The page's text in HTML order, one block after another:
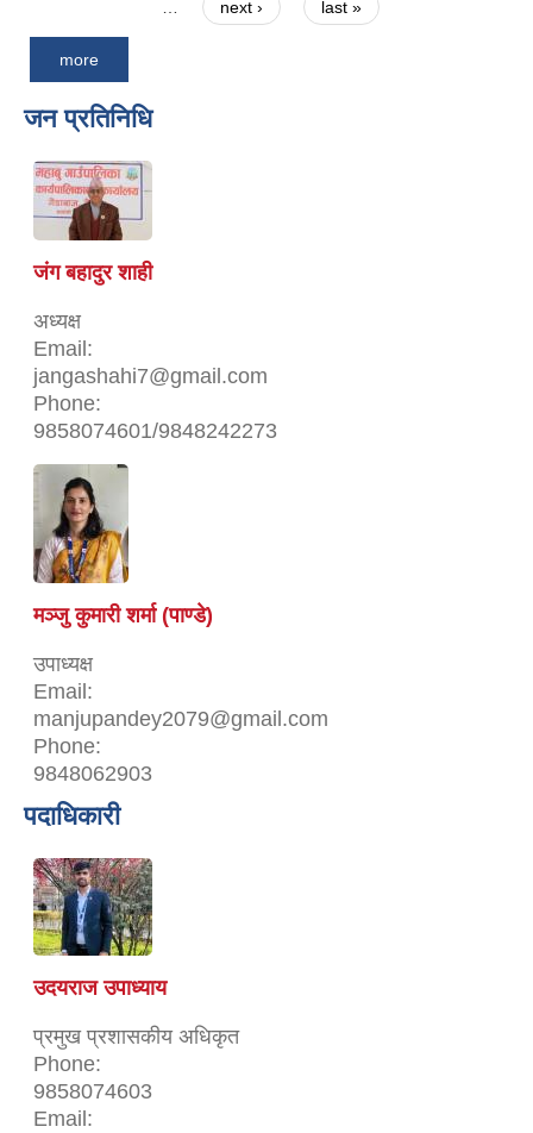
next › last »
more
जन प्रतिनिधि
जंग बहादुर शाही
अध्यक्ष
Email:
jangashahi7@gmail.com
Phone:
9858074601/9848242273
मञ्जु कुमारी शर्मा (पाण्डे)
उपाध्यक्ष
Email:
manjupandey2079@gmail.com
Phone:
9848062903
पदाधिकारी
उदयराज उपाध्याय
प्रमुख प्रशासकीय अधिकृत
Phone:
9858074603
Email: